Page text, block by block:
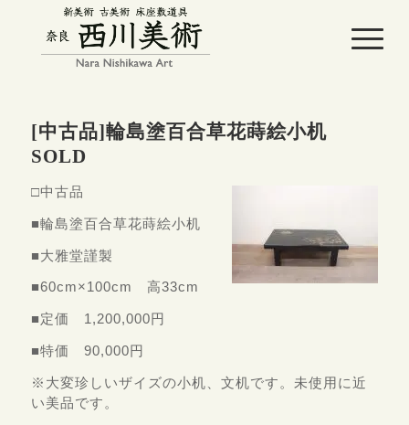
[中古品]輪島塗百合草花蒔絵小机
SOLD
□中古品
■輪島塗百合草花蒔絵小机
■大雅堂謹製
■60cm×100cm 高33cm
■定価 1,200,000円
■特価 90,000円
※大変珍しいザイズの小机、文机です。未使用に近
い美品です。